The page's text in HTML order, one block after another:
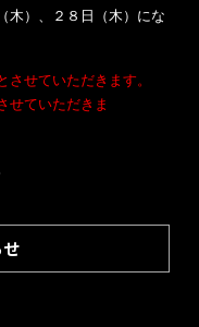
木）、２８日（木）にな
せていただきます。
せていただきま